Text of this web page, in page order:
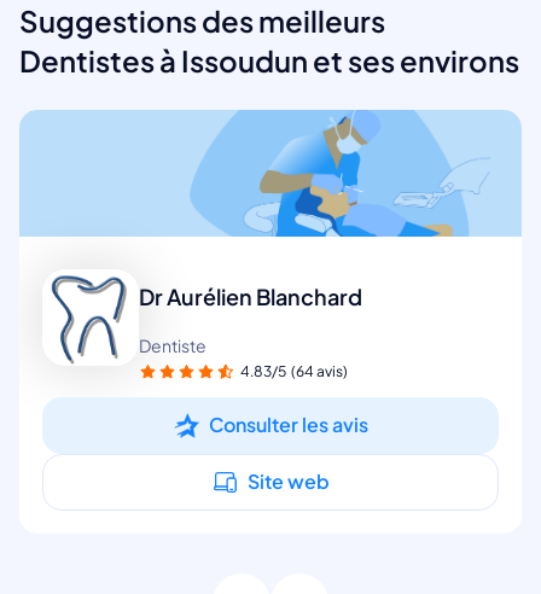
Suggestions des meilleurs
Dentistes à Issoudun et ses environs
Dr Aurélien Blanchard
Dentiste
4.83/5 (64 avis)
Consulter les avis
Site web